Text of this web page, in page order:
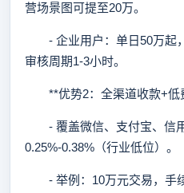
营场景图可提至20万。
- 企业用户：单日50万起，
审核周期1-3小时。
**优势2：全渠道收款+低
- 覆盖微信、支付宝、信
0.25%-0.38%（行业低位）。
- 举例：10万元交易，手